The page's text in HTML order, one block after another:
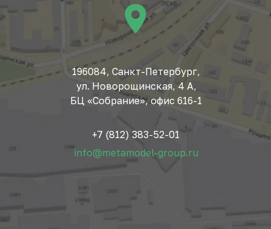
info@metamodel-group.ru
+7 (812) 383-52-01
196084, Санкт-Петербург,
ул. Новорощинская, 4 А,
БЦ «Собрание», офис 616-1